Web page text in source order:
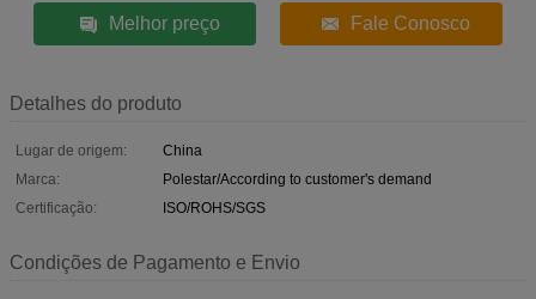
Melhor preço Fale Conosco
Detalhes do produto
Lugar de origem:
China
Marca:
Polestar/According to customer's demand
Certificação:
ISO/ROHS/SGS
Condições de Pagamento e Envio